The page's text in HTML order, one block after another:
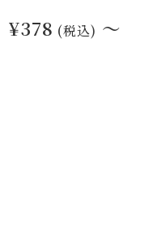
¥378 (税込) ～